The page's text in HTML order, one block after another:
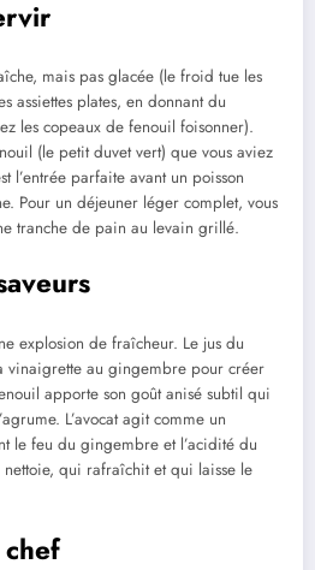
mais pas glacée (le froid tue les
assiettes plates, en donnant du
les copeaux de fenouil foisonner).
(le petit duvet vert) que vous aviez
l’entrée parfaite avant un poisson
Pour un déjeuner léger complet, vous
tranche de pain au levain grillé.
explosion de fraîcheur. Le jus du
vinaigrette au gingembre pour créer
apporte son goût anisé subtil qui
L’avocat agit comme un
le feu du gingembre et l’acidité du
nettoie, qui rafraîchit et qui laisse le